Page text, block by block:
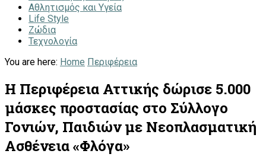
Αθλητισμός και Υγεία
Life Style
Ζώδια
Τεχνολογία
You are here: Home Περιφέρεια
Η Περιφέρεια Αττικής δώρισε 5.000
μάσκες προστασίας στο Σύλλογο
Γονιών, Παιδιών με Νεοπλασματική
Ασθένεια «Φλόγα»